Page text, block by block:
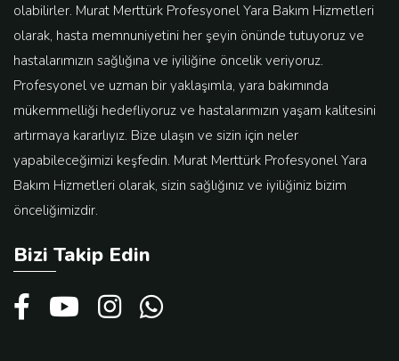
olabilirler. Murat Merttürk Profesyonel Yara Bakım Hizmetleri
olarak, hasta memnuniyetini her şeyin önünde tutuyoruz ve
hastalarımızın sağlığına ve iyiliğine öncelik veriyoruz.
Profesyonel ve uzman bir yaklaşımla, yara bakımında
mükemmelliği hedefliyoruz ve hastalarımızın yaşam kalitesini
artırmaya kararlıyız. Bize ulaşın ve sizin için neler
yapabileceğimizi keşfedin. Murat Merttürk Profesyonel Yara
Bakım Hizmetleri olarak, sizin sağlığınız ve iyiliğiniz bizim
önceliğimizdir.
Bizi Takip Edin